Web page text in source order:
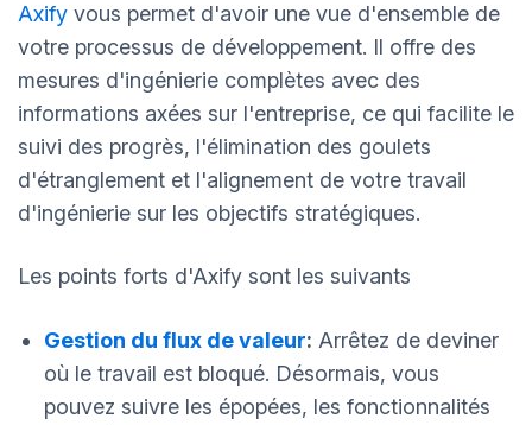
Axify vous permet d'avoir une vue d'ensemble de
votre processus de développement. Il offre des
mesures d'ingénierie complètes avec des
informations axées sur l'entreprise, ce qui facilite le
suivi des progrès, l'élimination des goulets
d'étranglement et l'alignement de votre travail
d'ingénierie sur les objectifs stratégiques.
Les points forts d'Axify sont les suivants
Gestion du flux de valeur: Arrêtez de deviner
où le travail est bloqué. Désormais, vous
pouvez suivre les épopées, les fonctionnalités